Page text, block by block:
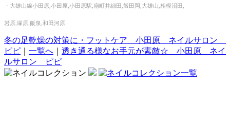
・大雄山線小田原,小田原,小田原駅,扇町井細田,飯田岡,大雄山,相模沼田,
岩原,塚原,飯泉,和田河原
冬の足乾燥の対策に・フットケア 小田原 ネイルサロン
ピピ
一覧へ
透き通る様なお手元が素敵☆ 小田原 ネイ
ルサロン ピピ